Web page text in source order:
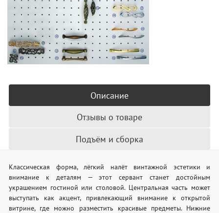
Описание
Отзывы о товаре
Подъём и сборка
Классическая форма, лёгкий налёт винтажной эстетики и
внимание к деталям — этот сервант станет достойным
украшением гостиной или столовой. Центральная часть может
выступать как акцент, привлекающий внимание к открытой
витрине, где можно разместить красивые предметы. Нижние